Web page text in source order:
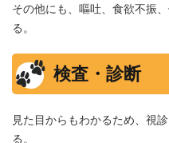
その他にも、嘔吐、食欲不振
る。
検査・診断
見た目からもわかるため、視
る。